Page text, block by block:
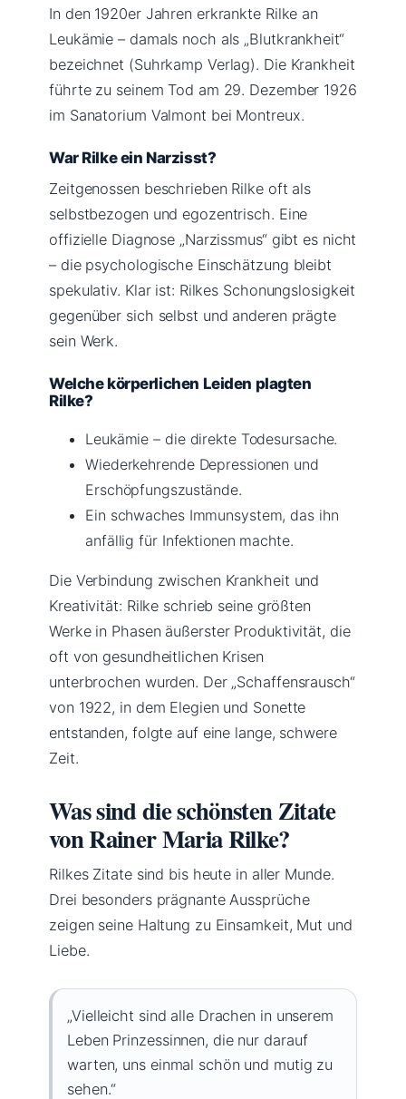
In den 1920er Jahren erkrankte Rilke an
Leukämie – damals noch als „Blutkrankheit“
bezeichnet (Suhrkamp Verlag). Die Krankheit
führte zu seinem Tod am 29. Dezember 1926
im Sanatorium Valmont bei Montreux.
War Rilke ein Narzisst?
Zeitgenossen beschrieben Rilke oft als
selbstbezogen und egozentrisch. Eine
offizielle Diagnose „Narzissmus“ gibt es nicht
– die psychologische Einschätzung bleibt
spekulativ. Klar ist: Rilkes Schonungslosigkeit
gegenüber sich selbst und anderen prägte
sein Werk.
Welche körperlichen Leiden plagten
Rilke?
Leukämie – die direkte Todesursache.
Wiederkehrende Depressionen und
Erschöpfungszustände.
Ein schwaches Immunsystem, das ihn
anfällig für Infektionen machte.
Die Verbindung zwischen Krankheit und
Kreativität: Rilke schrieb seine größten
Werke in Phasen äußerster Produktivität, die
oft von gesundheitlichen Krisen
unterbrochen wurden. Der „Schaffensrausch“
von 1922, in dem Elegien und Sonette
entstanden, folgte auf eine lange, schwere
Zeit.
Was sind die schönsten Zitate
von Rainer Maria Rilke?
Rilkes Zitate sind bis heute in aller Munde.
Drei besonders prägnante Aussprüche
zeigen seine Haltung zu Einsamkeit, Mut und
Liebe.
„Vielleicht sind alle Drachen in unserem
Leben Prinzessinnen, die nur darauf
warten, uns einmal schön und mutig zu
sehen.“